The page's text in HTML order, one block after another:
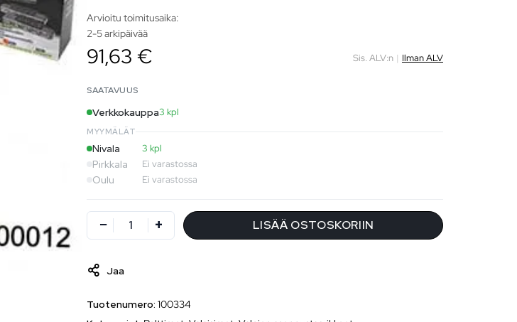
Arvioitu toimitusaika:
2-5 arkipäivää
91,63 € Sis. ALV:n | Ilman ALV
SAATAVUUS
Verkkokauppa3 kpl
MYYMÄLÄT
Nivala 3 kpl
Pirkkala Ei varastossa
Oulu Ei varastossa
LISÄÄ OSTOSKORIIN
Jaa
Tuotenumero:100334